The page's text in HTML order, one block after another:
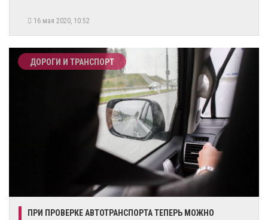
16 мая 2020, 10:52
ДОРОГИ И ТРАНСПОРТ
ПРИ ПРОВЕРКЕ АВТОТРАНСПОРТА ТЕПЕРЬ МОЖНО